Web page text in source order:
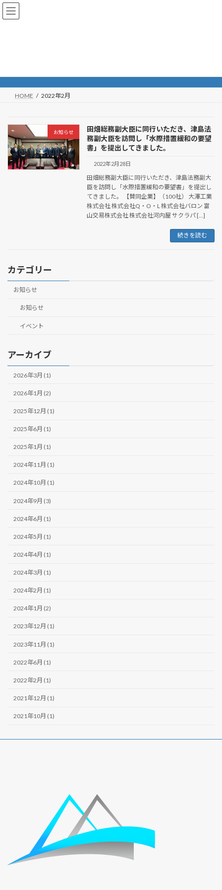
コ
ン
ナ
ビ
HOME 2022年2月
お知らせ
田畑総務副大臣に同行いただき、津島法
務副大臣を訪問し「水際措置緩和の要望
書」を提出してきました。
2022年2月28日
田畑総務副大臣に同行いただき、津島法務副大
臣を訪問し「水際措置緩和の要望書」を提出し
てきました。 【賛同企業】（100社） 大澤工業
株式会社 株式会社Q・O・L 株式会社バロン 富
山交易株式会社 株式会社河内屋 サクラパ […]
続きを読む
カテゴリー
お知らせ
お知らせ
イベント
アーカイブ
2026年3月 (1)
2026年1月 (2)
2025年12月 (1)
2025年6月 (1)
2025年1月 (1)
2024年11月 (1)
2024年10月 (1)
2024年9月 (3)
2024年6月 (1)
2024年5月 (1)
2024年4月 (1)
2024年3月 (1)
2024年2月 (1)
2024年1月 (2)
2023年12月 (1)
2023年11月 (1)
2022年6月 (1)
2022年2月 (1)
2021年12月 (1)
2021年10月 (1)